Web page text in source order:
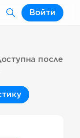
Войти
после